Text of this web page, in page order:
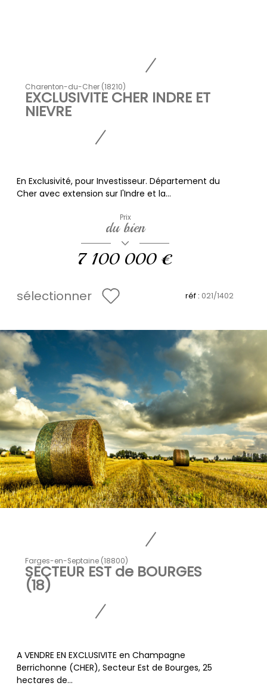
Charenton-du-Cher (18210)
EXCLUSIVITE CHER INDRE ET
NIEVRE
En Exclusivité, pour Investisseur. Département du
Cher avec extension sur l'Indre et la...
Prix
du bien
7 100 000 €
sélectionner réf : 021/1402
Farges-en-Septaine (18800)
SECTEUR EST de BOURGES
(18)
A VENDRE EN EXCLUSIVITE en Champagne
Berrichonne (CHER), Secteur Est de Bourges, 25
hectares de...